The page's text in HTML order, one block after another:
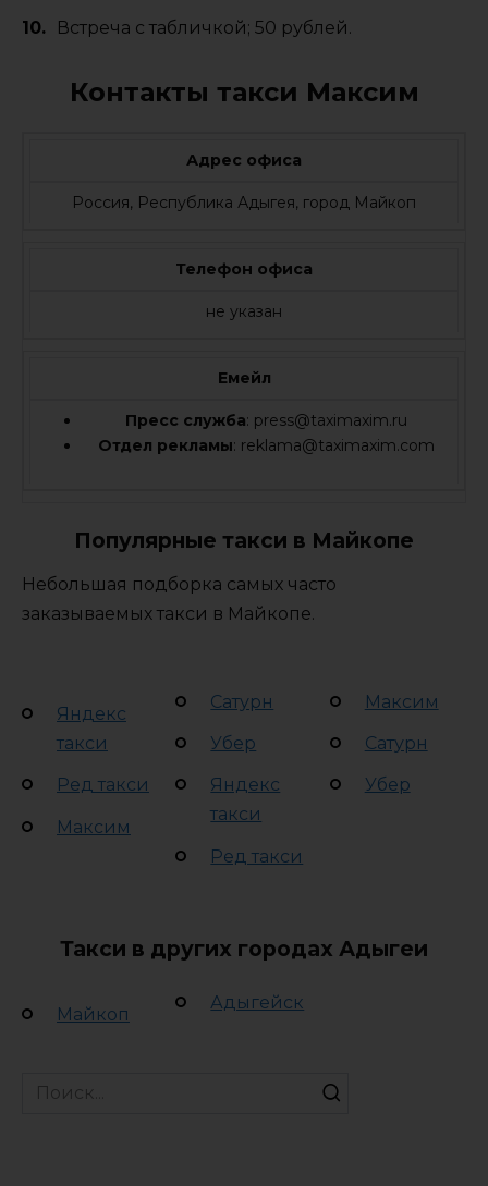
Встреча с табличкой; 50 рублей.
Контакты такси Максим
Адрес офиса
Россия, Республика Адыгея, город Майкоп
Телефон офиса
не указан
Емейл
Пресс служба: press@taximaxim.ru
Отдел рекламы: reklama@taximaxim.com
Популярные такси в Майкопе
Небольшая подборка самых часто
заказываемых такси в Майкопе.
Яндекс
такси
Ред такси
Максим
Сатурн
Убер
Яндекс
такси
Ред такси
Максим
Сатурн
Убер
Такси в других городах Адыгеи
Майкоп
Адыгейск
Search